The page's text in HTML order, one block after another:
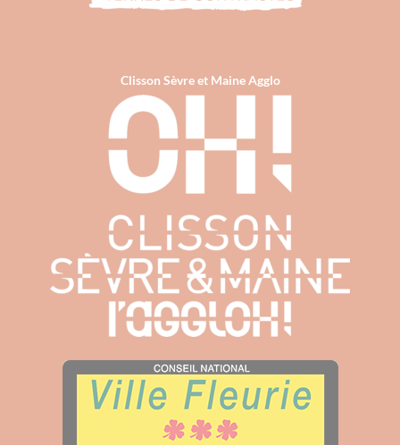
Clisson Sèvre et Maine Agglo